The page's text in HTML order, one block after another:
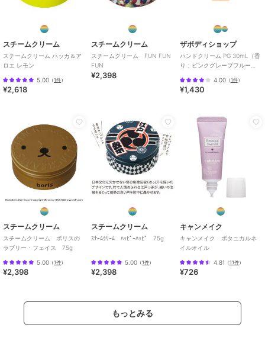
スチームクリーム
スチームクリーム ハッカ＆ア
ロエ レモン
5.00 （1件）
¥2,618
スチームクリーム
スチームクリーム FUN FUN
FUN
¥2,398
ザボディショップ
ハンドクリーム PG 30mL（香
り：ピンクグレープフルー
4.00（1件）
¥1,430
スチームクリーム
スチームクリーム ボリスの
ラブリー・フェイス 75g
5.00 （1件）
¥2,398
スチームクリーム
ｽﾁｰﾑｸﾘｰﾑ ﾊｯﾋﾟｰﾊｯﾋﾟ 75g
5.00 （1件）
¥2,398
キャンメイク
キャンメイク ボタニカルネ
イルオイル
4.81 （11件）
¥726
もっとみる